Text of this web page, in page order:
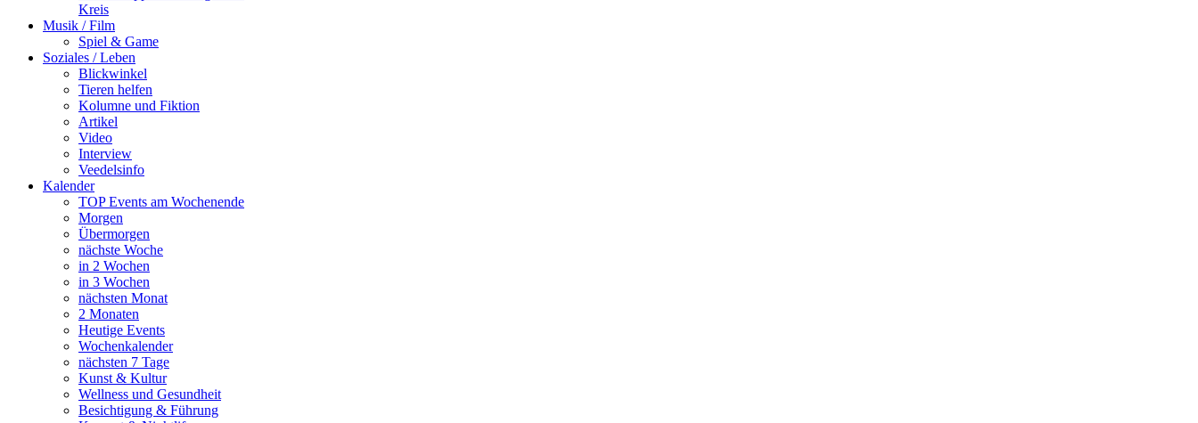
Kreis
Musik / Film
Spiel & Game
Soziales / Leben
Blickwinkel
Tieren helfen
Kolumne und Fiktion
Artikel
Video
Interview
Veedelsinfo
Kalender
TOP Events am Wochenende
Morgen
Übermorgen
nächste Woche
in 2 Wochen
in 3 Wochen
nächsten Monat
2 Monaten
Heutige Events
Wochenkalender
nächsten 7 Tage
Kunst & Kultur
Wellness und Gesundheit
Besichtigung & Führung